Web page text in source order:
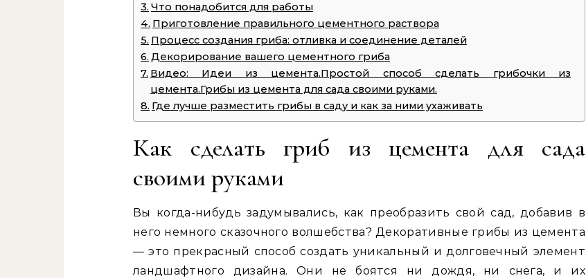
Что понадобится для работы
Приготовление правильного цементного раствора
Процесс создания гриба: отливка и соединение деталей
Декорирование вашего цементного гриба
Видео: Идеи из цемента.Простой способ сделать грибочки из
цемента.Грибы из цемента для сада своими руками.
Где лучше разместить грибы в саду и как за ними ухаживать
Как сделать гриб из цемента для сада
своими руками
Вы когда-нибудь задумывались, как преобразить свой сад, добавив в
него немного сказочного волшебства? Декоративные грибы из цемента
— это прекрасный способ создать уникальный и долговечный элемент
ландшафтного дизайна. Они не боятся ни дождя, ни снега, и их